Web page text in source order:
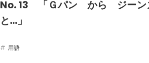
No. 13 「Ｇパン から ジー
と…」
用語